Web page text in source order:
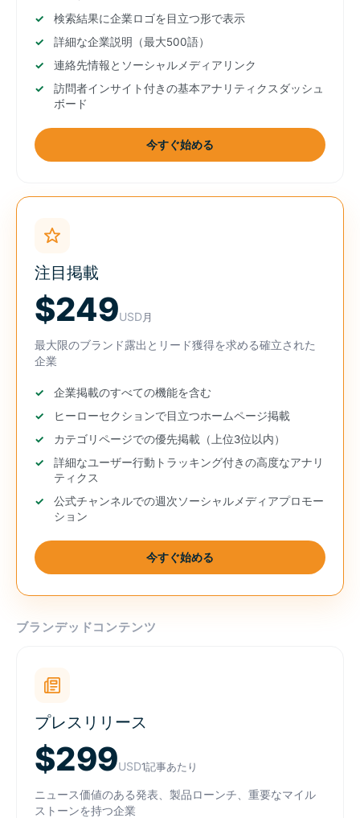
検索結果に企業ロゴを目立つ形で表示
詳細な企業説明（最大500語）
連絡先情報とソーシャルメディアリンク
訪問者インサイト付きの基本アナリティクスダッシュ
ボード
今すぐ始める
注目掲載
$249USD 月
最大限のブランド露出とリード獲得を求める確立された
企業
企業掲載のすべての機能を含む
ヒーローセクションで目立つホームページ掲載
カテゴリページでの優先掲載（上位3位以内）
詳細なユーザー行動トラッキング付きの高度なアナリ
ティクス
公式チャンネルでの週次ソーシャルメディアプロモー
ション
今すぐ始める
ブランデッドコンテンツ
プレスリリース
$299USD1記事あたり
ニュース価値のある発表、製品ローンチ、重要なマイル
ストーンを持つ企業